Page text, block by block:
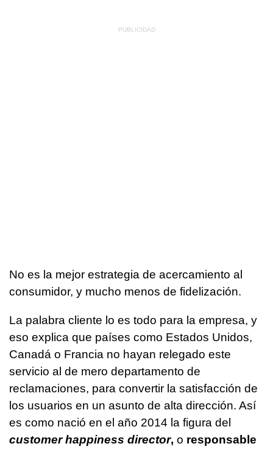
No es la mejor estrategia de acercamiento al
consumidor, y mucho menos de fidelización.
La palabra cliente lo es todo para la empresa, y
eso explica que países como Estados Unidos,
Canadá o Francia no hayan relegado este
servicio al de mero departamento de
reclamaciones, para convertir la satisfacción de
los usuarios en un asunto de alta dirección. Así
es como nació en el año 2014 la figura del
customer happiness director, o responsable